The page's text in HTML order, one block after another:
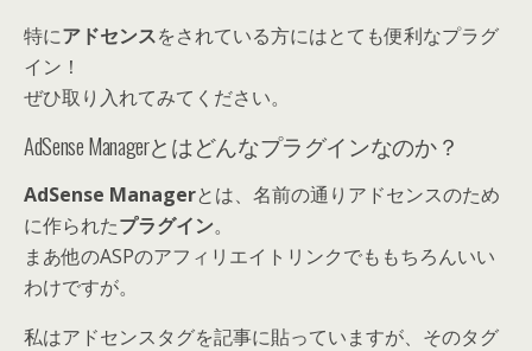
特にアドセンスをされている方にはとても便利なプラグ
イン！
ぜひ取り入れてみてください。
AdSense Managerとはどんなプラグインなのか？
AdSense Managerとは、名前の通りアドセンスのため
に作られたプラグイン。
まあ他のASPのアフィリエイトリンクでももちろんいい
わけですが。
私はアドセンスタグを記事に貼っていますが、そのタグ